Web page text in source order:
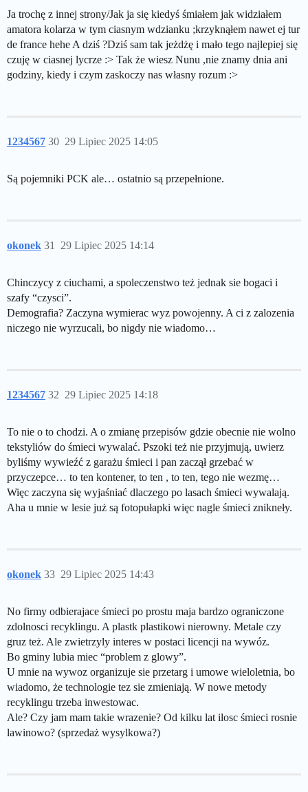
Ja trochę z innej strony/Jak ja się kiedyś śmiałem jak widziałem
amatora kolarza w tym ciasnym wdzianku ;krzyknąłem nawet ej tur
de france hehe A dziś ?Dziś sam tak jeżdżę i mało tego najlepiej się
czuję w ciasnej lycrze :> Tak że wiesz Nunu ,nie znamy dnia ani
godziny, kiedy i czym zaskoczy nas własny rozum :>
1234567 29 Lipiec 2025 14:05
30
Są pojemniki PCK ale… ostatnio są przepełnione.
okonek 29 Lipiec 2025 14:14
31
Chinczycy z ciuchami, a spoleczenstwo też jednak sie bogaci i
szafy “czysci”.
Demografia? Zaczyna wymierac wyz powojenny. A ci z zalozenia
niczego nie wyrzucali, bo nigdy nie wiadomo…
1234567 29 Lipiec 2025 14:18
32
To nie o to chodzi. A o zmianę przepisów gdzie obecnie nie wolno
tekstyliów do śmieci wywalać. Pszoki też nie przyjmują, uwierz
byliśmy wywieźć z garażu śmieci i pan zaczął grzebać w
przyczepce… to ten kontener, to ten , to ten, tego nie wezmę…
Więc zaczyna się wyjaśniać dlaczego po lasach śmieci wywalają.
Aha u mnie w lesie już są fotopułapki więc nagle śmieci znikneły.
okonek 29 Lipiec 2025 14:43
33
No firmy odbierajace śmieci po prostu maja bardzo ograniczone
zdolnosci recyklingu. A plastk plastikowi nierowny. Metale czy
gruz też. Ale zwietrzyly interes w postaci licencji na wywóz.
Bo gminy lubia miec “problem z glowy”.
U mnie na wywoz organizuje sie przetarg i umowe wieloletnia, bo
wiadomo, że technologie tez sie zmieniają. W nowe metody
recyklingu trzeba inwestowac.
Ale? Czy jam mam takie wrazenie? Od kilku lat ilosc śmieci rosnie
lawinowo? (sprzedaż wysylkowa?)